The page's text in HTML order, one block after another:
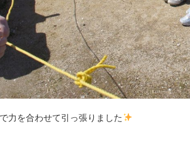
力を合わせて引っ張りました